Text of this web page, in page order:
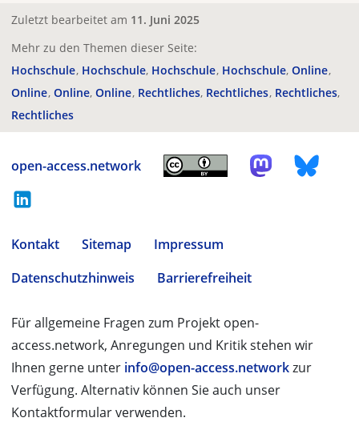
Zuletzt bearbeitet am 11. Juni 2025
Mehr zu den Themen dieser Seite:
Hochschule Hochschule Hochschule Hochschule Online
Online Online Online Rechtliches Rechtliches Rechtliches
Rechtliches
open-access.network
Kontakt Sitemap
Impressum
Datenschutzhinweis
Barrierefreiheit
Für allgemeine Fragen zum Projekt open-
access.network, Anregungen und Kritik stehen wir
Ihnen gerne unter info@open-access.networkzur
Verfügung. Alternativ können Sie auch unser
Kontaktformular verwenden.